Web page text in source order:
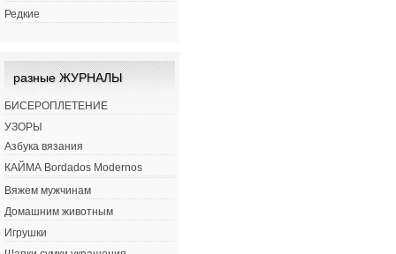
Редкие
разные ЖУРНАЛЫ
БИСЕРОПЛЕТЕНИЕ
УЗОРЫ
Азбука вязания
КАЙМА Bordados Modernos
Вяжем мужчинам
Домашним животным
Игрушки